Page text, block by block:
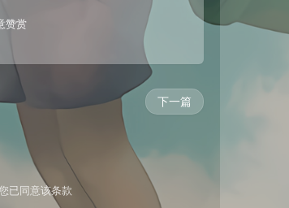
赞赏
下一篇
已同意该条款